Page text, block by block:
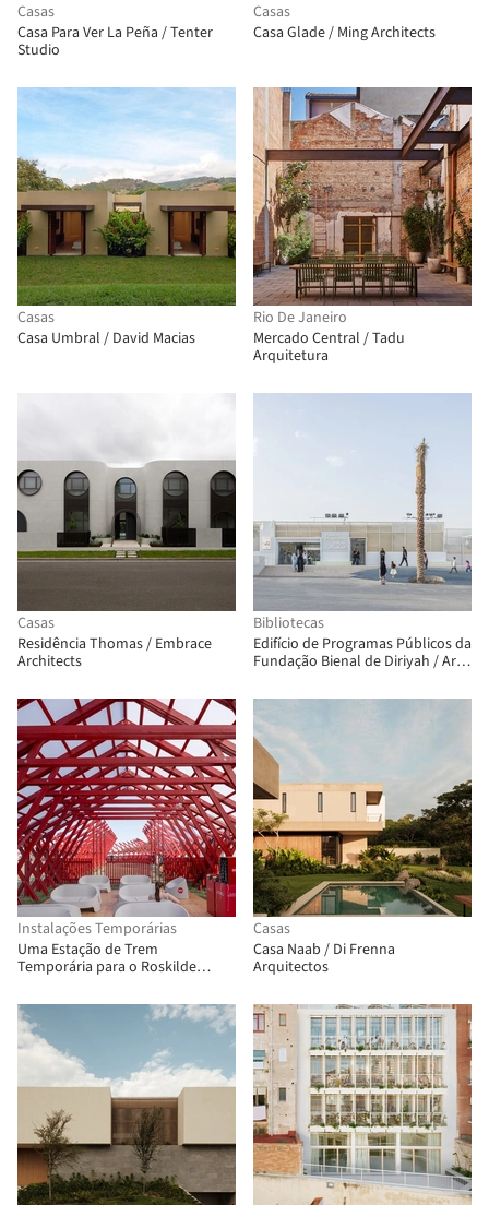
Casas
Casa Para Ver La Peña / Tenter
Studio
Casas
Casa Glade / Ming Architects
Casas
Casa Umbral / David Macias
Rio De Janeiro
Mercado Central / Tadu
Arquitetura
Casas
Residência Thomas / Embrace
Architects
Bibliotecas
Edifício de Programas Públicos da
Fundação Bienal de Diriyah / Ariel
Instalações Temporárias
Uma Estação de Trem
Temporária para o Roskilde
Casas
Casa Naab / Di Frenna
Arquitectos